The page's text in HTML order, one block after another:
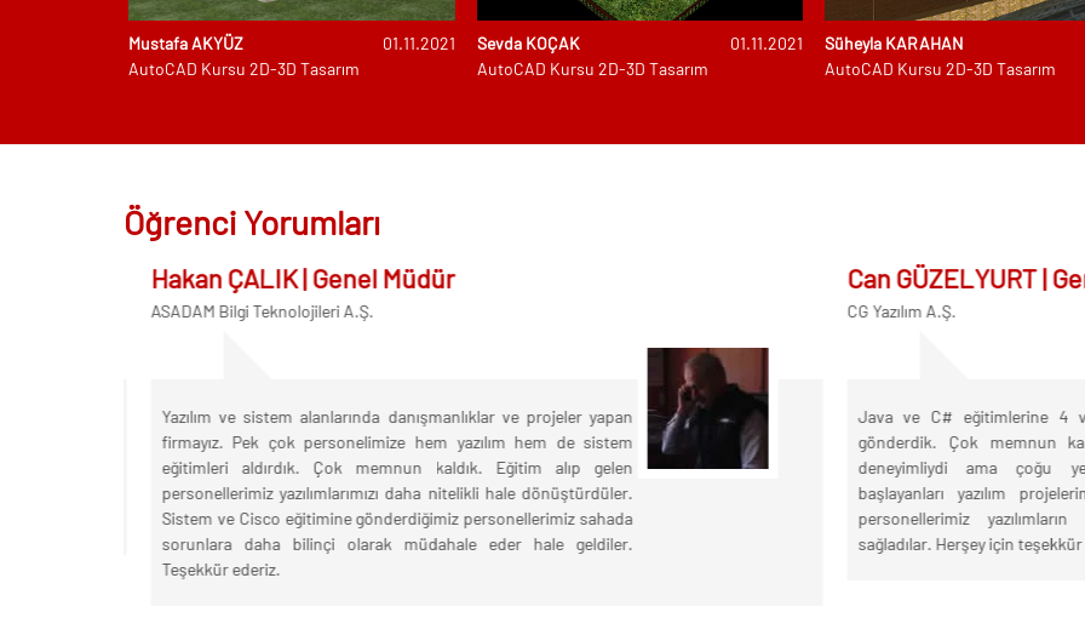
2026 %20 İndirim 2026
Ağustos
18:30 - 21:30
%20 İndirim
15
18
Ağustos
Bilgisayar Kursu (İşletmenlik)
Salı - Perşembe
18:30 - 21:30
22
Mustafa AKYÜZ
01.11.2021
AutoCAD Kursu 2D-3D Tasarım
Sevda KOÇAK
01.11.2021
AutoCAD Kursu 2D-3D Tasarım
Süheyla KARAHAN
AutoCAD Kursu 2D-3D Tasarım
Öğrenci Yorumları
Hakan ÇALIK | Genel Müdür
ASADAM Bilgi Teknolojileri A.Ş.
Yazılım ve sistem alanlarında danışmanlıklar ve projeler yapan
firmayız. Pek çok personelimize hem yazılım hem de sistem
eğitimleri aldırdık. Çok memnun kaldık. Eğitim alıp gelen
personellerimiz yazılımlarımızı daha nitelikli hale dönüştürdüler.
Sistem ve Cisco eğitimine gönderdiğimiz personellerimiz sahada
sorunlara daha bilinçi olarak müdahale eder hale geldiler.
Teşekkür ederiz.
Can GÜZELYURT |
CG Yazılım A.Ş.
Java ve C# eğitimlerine 4 ve
gönderdik. Çok memnun
deneyimliydi ama çoğu
başlayanları yazılım
personellerimiz yazılımların
sağladılar. Herşey için teşekkür